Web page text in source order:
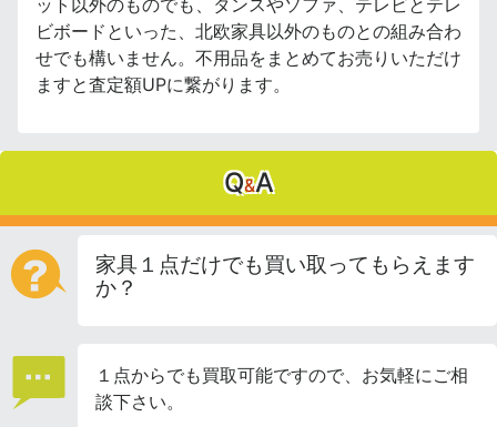
ット以外のものでも、タンスやソファ、テレビとテレ
ビボードといった、北欧家具以外のものとの組み合わ
せでも構いません。不用品をまとめてお売りいただけ
ますと査定額UPに繋がります。
Q&A
家具１点だけでも買い取ってもらえます
か？
１点からでも買取可能ですので、お気軽にご相
談下さい。